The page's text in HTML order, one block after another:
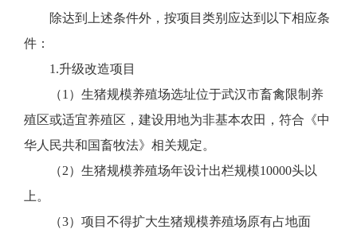
除达到上述条件外，按项目类别应达到以下相应条
件：
1.升级改造项目
（1）生猪规模养殖场选址位于武汉市畜禽限制养
殖区或适宜养殖区，建设用地为非基本农田，符合《中
华人民共和国畜牧法》相关规定。
（2）生猪规模养殖场年设计出栏规模10000头以
上。
（3）项目不得扩大生猪规模养殖场原有占地面